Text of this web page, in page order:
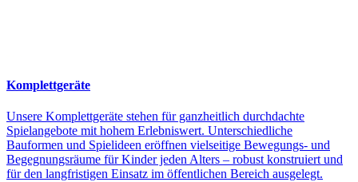
Komplettgeräte
Unsere Komplettgeräte stehen für ganzheitlich durchdachte
Spielangebote mit hohem Erlebniswert. Unterschiedliche
Bauformen und Spielideen eröffnen vielseitige Bewegungs- und
Begegnungsräume für Kinder jeden Alters – robust konstruiert und
für den langfristigen Einsatz im öffentlichen Bereich ausgelegt.